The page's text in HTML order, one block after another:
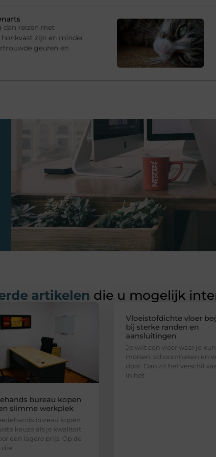
dan reizen met
zijn en minder
geuren en
artikelen die u mogelijk
bureau kopen
slimme werkplek
bureau kopen
keuze als je kwaliteit
een lagere prijs. Op de
die
Vloeistofdichte vloer
bij sterke randen en
aansluitingen
Je wilt een vloer waar je
morsen, schoonmaken en
door. Dan zit het verschil
in het